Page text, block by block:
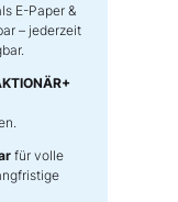
E-Paper &
– jederzeit
für volle